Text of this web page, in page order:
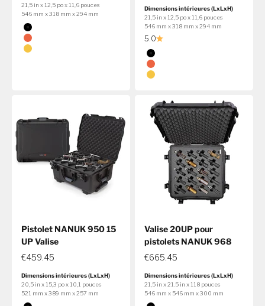
21,5 in x 12,5 po x 11,6 pouces
546 mm x 318 mm x 294 mm
Couleur
Noir
Orange
Jaune
Dimensions intérieures (LxLxH)
21,5 in x 12,5 po x 11,6 pouces
546 mm x 318 mm x 294 mm
5.0
Couleur
Noir
Orange
Jaune
Pistolet NANUK 950 15
UP Valise
€459.45
Dimensions intérieures (LxLxH)
20,5 in x 15,3 po x 10,1 pouces
521 mm x 389 mm x 257 mm
Valise 20UP pour
pistolets NANUK 968
€665.45
Dimensions intérieures (LxLxH)
21,5 in x 21.5 in x 118 pouces
546 mm x 546 mm x 300 mm